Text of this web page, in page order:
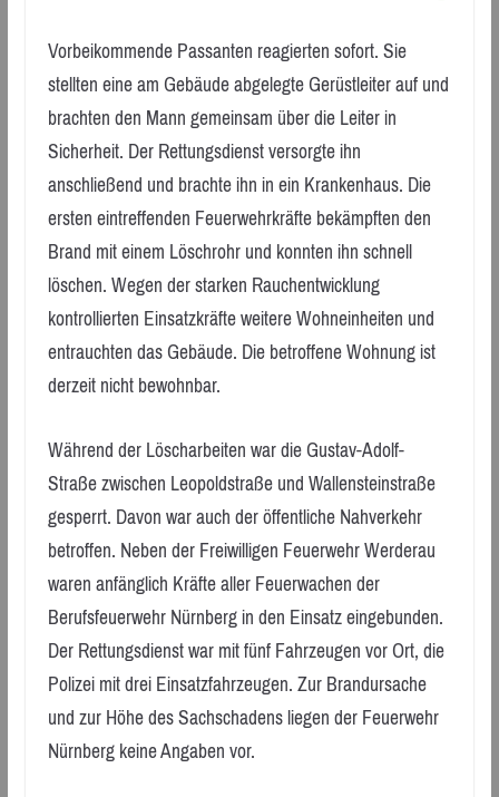
Vorbeikommende Passanten reagierten sofort. Sie
stellten eine am Gebäude abgelegte Gerüstleiter auf und
brachten den Mann gemeinsam über die Leiter in
Sicherheit. Der Rettungsdienst versorgte ihn
anschließend und brachte ihn in ein Krankenhaus. Die
ersten eintreffenden Feuerwehrkräfte bekämpften den
Brand mit einem Löschrohr und konnten ihn schnell
löschen. Wegen der starken Rauchentwicklung
kontrollierten Einsatzkräfte weitere Wohneinheiten und
entrauchten das Gebäude. Die betroffene Wohnung ist
derzeit nicht bewohnbar.
Während der Löscharbeiten war die Gustav-Adolf-
Straße zwischen Leopoldstraße und Wallensteinstraße
gesperrt. Davon war auch der öffentliche Nahverkehr
betroffen. Neben der Freiwilligen Feuerwehr Werderau
waren anfänglich Kräfte aller Feuerwachen der
Berufsfeuerwehr Nürnberg in den Einsatz eingebunden.
Der Rettungsdienst war mit fünf Fahrzeugen vor Ort, die
Polizei mit drei Einsatzfahrzeugen. Zur Brandursache
und zur Höhe des Sachschadens liegen der Feuerwehr
Nürnberg keine Angaben vor.